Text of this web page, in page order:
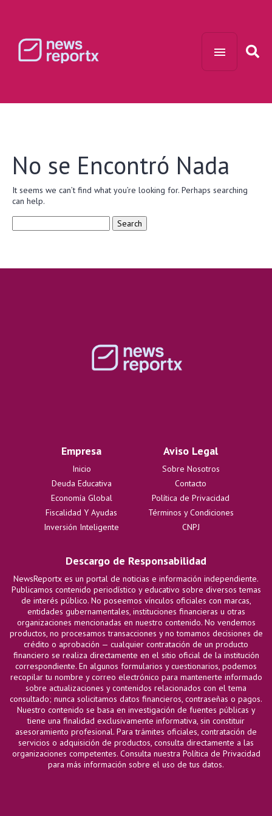
No se Encontró Nada
It seems we can’t find what you’re looking for. Perhaps searching
can help.
Empresa
Inicio
Deuda Educativa
Economía Global
Fiscalidad Y Ayudas
Inversión Inteligente
Aviso Legal
Sobre Nosotros
Contacto
Política de Privacidad
Términos y Condiciones
CNPJ
Descargo de Responsabilidad
NewsReportx es un portal de noticias e información independiente.
Publicamos contenido periodístico y educativo sobre diversos temas
de interés público. No poseemos vínculos oficiales con marcas,
entidades gubernamentales, instituciones financieras u otras
organizaciones mencionadas en nuestro contenido. No vendemos
productos, no procesamos transacciones y no tomamos decisiones de
crédito o aprobación — cualquier contratación de un producto
financiero se realiza directamente en el sitio oficial de la institución
correspondiente. En algunos formularios y cuestionarios, podemos
recopilar tu nombre y correo electrónico para mantenerte informado
sobre actualizaciones y contenidos relacionados con el tema
consultado; nunca solicitamos datos financieros, contraseñas o pagos.
Nuestro contenido se basa en investigación de fuentes públicas y
tiene una finalidad exclusivamente informativa, sin constituir
asesoramiento profesional. Para trámites oficiales, contratación de
servicios o adquisición de productos, consulta directamente a las
organizaciones competentes. Consulta nuestra Política de Privacidad
para más información sobre el uso de tus datos.